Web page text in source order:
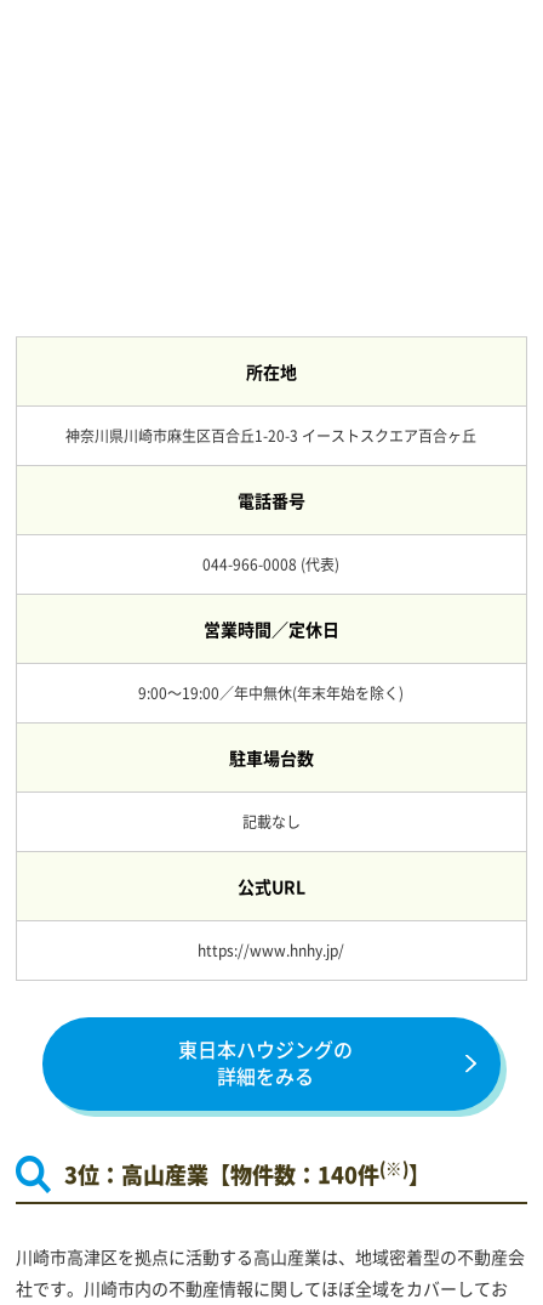
所在地
神奈川県川崎市麻生区百合丘1-20-3 イーストスクエア百合ヶ丘
電話番号
044-966-0008 (代表)
営業時間／定休日
9:00～19:00／年中無休(年末年始を除く)
駐車場台数
記載なし
公式URL
https://www.hnhy.jp/
東日本ハウジングの
詳細をみる
3位：高山産業【物件数：140件(※)】
川崎市高津区を拠点に活動する高山産業は、地域密着型の不動産会
社です。川崎市内の不動産情報に関してほぼ全域をカバーしてお